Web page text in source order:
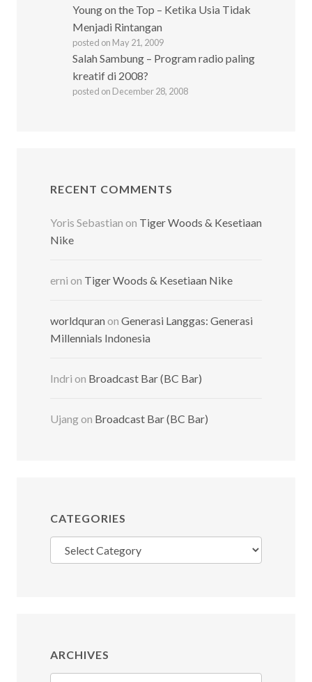
Young on the Top – Ketika Usia Tidak
Menjadi Rintangan
posted on May 21, 2009
Salah Sambung – Program radio paling
kreatif di 2008?
posted on December 28, 2008
RECENT COMMENTS
Yoris Sebastian on Tiger Woods & Kesetiaan
Nike
erni on Tiger Woods & Kesetiaan Nike
worldquran on Generasi Langgas: Generasi
Millennials Indonesia
Indri on Broadcast Bar (BC Bar)
Ujangon Broadcast Bar (BC Bar)
CATEGORIES
ARCHIVES